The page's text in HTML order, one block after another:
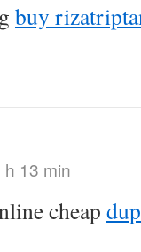
buy
13 min
cheap